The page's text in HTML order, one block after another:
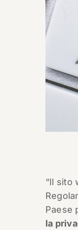
“Il sito
Paese
la